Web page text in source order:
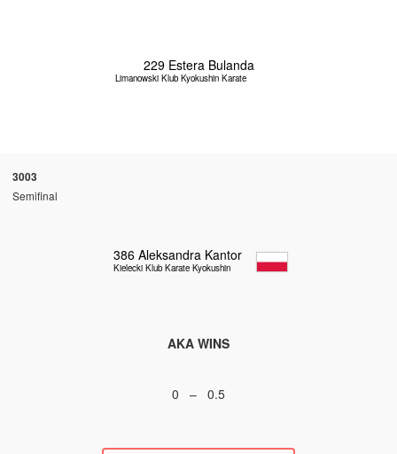
229 Estera Bulanda
Limanowski Klub Kyokushin Karate
3003
Semifinal
386 Aleksandra Kantor
Kielecki Klub Karate Kyokushin
AKA WINS
0 – 0.5